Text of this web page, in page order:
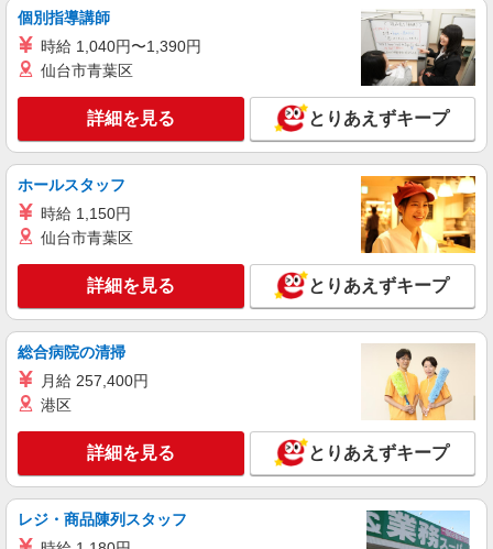
時給1400円〜1450円（経験・能力による） ※
残業代支給 ★交通費別途支給（規定あり） ゜
+゜・。○。・゜+゜・。○。・゜+゜ 入社祝い金10
ィブ支給(規定有) ★月2回払い・週払い可能（規程
有）★ ゜・。○。・゜+゜・。○。・゜+゜
キープ 詳細を見る
株式会社シエロ
【docomo】の携帯販売スタッフ
時給1300円〜 ※残業代支給 ★交通費別途支給
+゜ 入社祝い金10万円支給(規定有) お友達を紹介
頂くと, インセンティブ支給(規定有) ★月2回払
い・週払い可能（規程有）★ ゜・。○。・゜
+゜・。○。・゜+゜
鹿児島県霧島市のdocomoショップ
キープ 詳細を見る
派遣社員
株式会社シエロ
【softbank】の携帯販売スタッフ
月給200000円〜270000円（経験・能力によ
る） 固定残業代:15000円〜20000円（10時間相
当） ※職務手当との名称で、時間外労働の有無に
かかわらず、固定残業代として支給（役職と給与
に応じて計算。役職についていない正社員は
鹿児島県霧島市のsoftbankショップ
個別指導講師
時給 1,040円〜1,390円
仙台市青葉区
詳細を見る とりあえずキープ
ホールスタッフ
時給 1,150円
仙台市青葉区
詳細を見る とりあえずキープ
総合病院の清掃
月給 257,400円
港区
詳細を見る とりあえずキープ
レジ・商品陳列スタッフ